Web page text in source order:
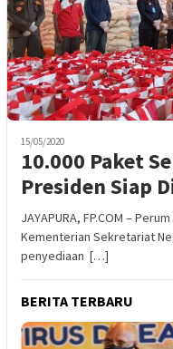
15/05/2020
10.000 Paket
Presiden Siap
JAYAPURA, FP.COM –
Kementerian Sekretariat
penyediaan […]
BERITA TERBARU